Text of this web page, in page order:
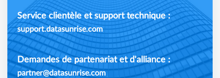
Service clientèle et support technique :
support.datasunrise.com
Demandes de partenariat et d'alliance :
partner@datasunrise.com